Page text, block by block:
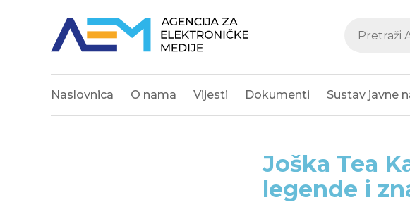
Naslovnica O nama Vijesti Dokumenti Sustav javne
Joška Tea
legende i